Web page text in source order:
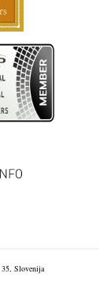
35, Slovenija